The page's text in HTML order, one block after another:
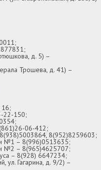
д. 5) –
Трошева, д. 41) –
16;
22-150;
06-412;
8(938)5003864, 8(952)8259603;
№1 – 8(996)0513635;
№2 – 8(965)4625707;
– 8(928) 6647234;
ул. Гагарина, д. 9/2) –